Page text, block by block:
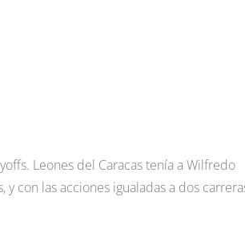
Leones del Caracas tenía a Wilfredo
con las acciones igualadas a dos